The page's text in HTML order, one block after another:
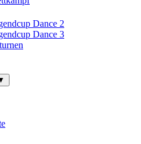
Dance 2
Dance 3